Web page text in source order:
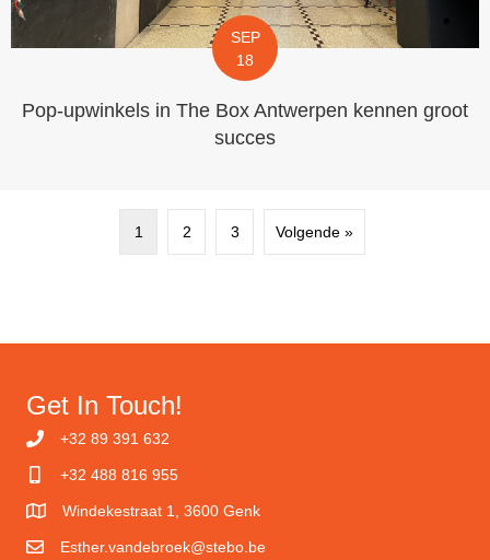
SEP
18
Pop-upwinkels in The Box Antwerpen kennen groot
succes
1 2 3 Volgende »
Get In Touch!
+32 89 391 632
+32 488 816 955
Windekestraat 1, 3600 Genk
Esther.vandebroek@stebo.be